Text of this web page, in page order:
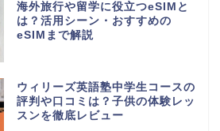
海外旅行や留学に役立つeSIMと
は？活用シーン・おすすめの
eSIMまで解説
ウィリーズ英語塾中学生コースの
評判や口コミは？子供の体験レッ
スンを徹底レビュー